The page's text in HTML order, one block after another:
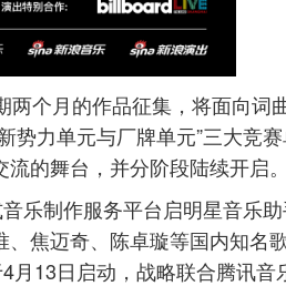
个月的作品征集，将面向词曲
力单元与厂牌单元”三大竞赛
的舞台，并分阶段陆续开启。
乐制作服务平台启明星音乐
焦迈奇、陈卓璇等国内知名
月13日启动，战略联合腾讯音